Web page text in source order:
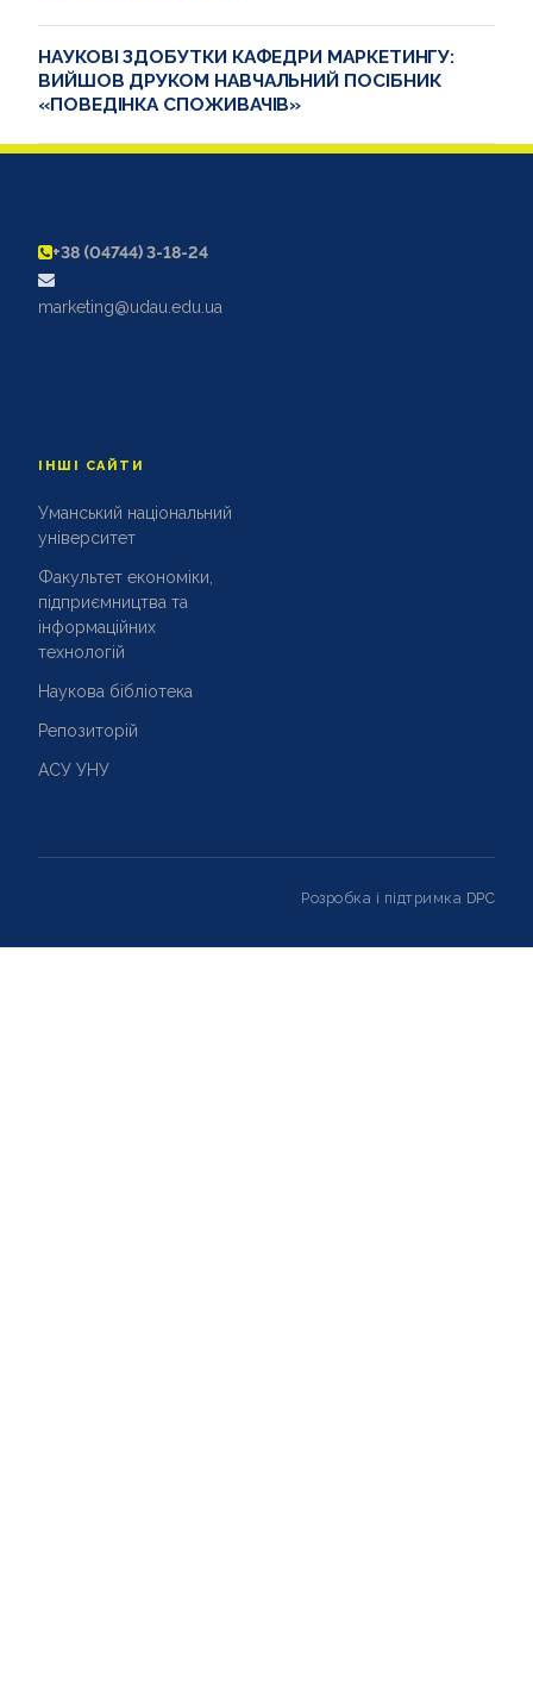
НАУКОВІ ЗДОБУТКИ КАФЕДРИ МАРКЕТИНГУ:
ВИЙШОВ ДРУКОМ НАВЧАЛЬНИЙ ПОСІБНИК
«ПОВЕДІНКА СПОЖИВАЧІВ»
+38 (04744) 3-18-24
marketing@udau.edu.ua
ІНШІ САЙТИ
Уманський національний
університет
Факультет економіки,
підприємництва та
інформаційних
технологій
Наукова бібліотека
Репозиторій
АСУ УНУ
Розробка і підтримка DPC